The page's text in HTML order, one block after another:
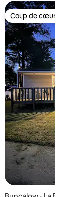
sur la
Coup de cœur
Coup de cœur